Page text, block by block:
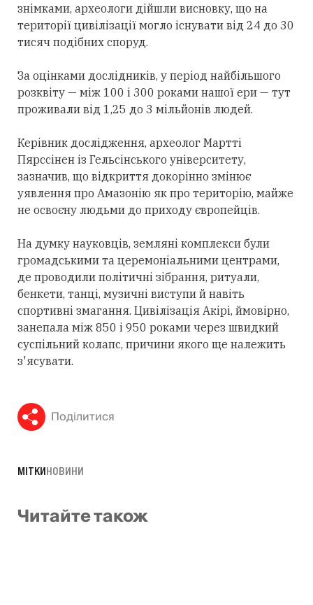
знімками, археологи дійшли висновку, що на
території цивілізації могло існувати від 24 до 30
тисяч подібних споруд.
За оцінками дослідників, у період найбільшого
розквіту — між 100 і 300 роками нашої ери — тут
проживали від 1,25 до 3 мільйонів людей.
Керівник дослідження, археолог Мартті
Пярссінен із Гельсінського університету,
зазначив, що відкриття докорінно змінює
уявлення про Амазонію як про територію, майже
не освоєну людьми до приходу європейців.
На думку науковців, земляні комплекси були
громадськими та церемоніальними центрами,
де проводили політичні зібрання, ритуали,
бенкети, танці, музичні виступи й навіть
спортивні змагання. Цивілізація Акірі, ймовірно,
занепала між 850 і 950 роками через швидкий
суспільний колапс, причини якого ще належить
з'ясувати.
Поділитися
МІТКИНОВИНИ
Читайте також